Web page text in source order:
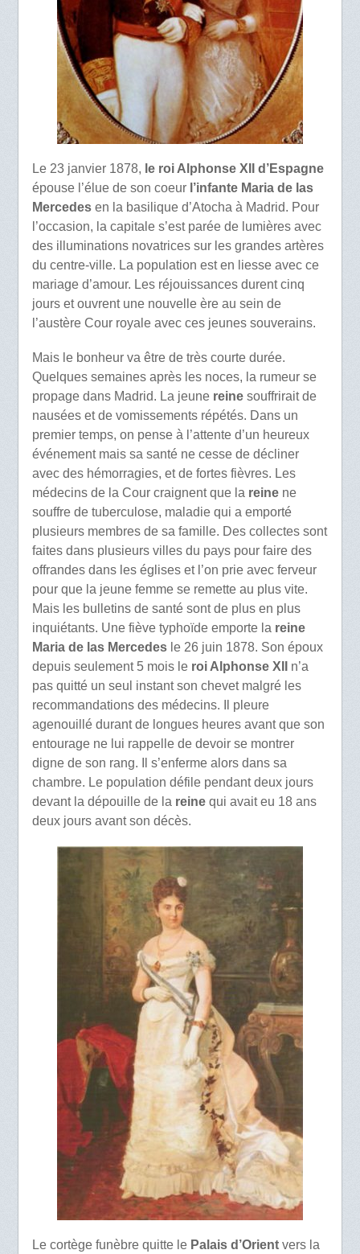
Le 23 janvier 1878, le roi Alphonse XII d’Espagne
épouse l’élue de son coeurl’infante Maria de las
Mercedesen la basilique d’Atocha à Madrid. Pour
l’occasion, la capitale s’est parée de lumières avec
des illuminations novatrices sur les grandes artères
du centre-ville. La population est en liesse avec ce
mariage d’amour. Les réjouissances durent cinq
jours et ouvrent une nouvelle ère au sein de
l’austère Cour royale avec ces jeunes souverains.
Mais le bonheur va être de très courte durée.
Quelques semaines après les noces, la rumeur se
propage dans Madrid. La jeunereinesouffrirait de
nausées et de vomissements répétés. Dans un
premier temps, on pense à l’attente d’un heureux
événement mais sa santé ne cesse de décliner
avec des hémorragies, et de fortes fièvres. Les
médecins de la Cour craignent que la reinene
souffre de tuberculose, maladie qui a emporté
plusieurs membres de sa famille. Des collectes sont
faites dans plusieurs villes du pays pour faire des
offrandes dans les églises et l’on prie avec ferveur
pour que la jeune femme se remette au plus vite.
Mais les bulletins de santé sont de plus en plus
inquiétants. Une fiève typhoïde emporte la reine
Maria de las Mercedesle 26 juin 1878. Son époux
depuis seulement 5 mois le roi Alphonse XII
n’a
pas quitté un seul instant son chevet malgré les
recommandations des médecins. Il pleure
agenouillé durant de longues heures avant que son
entourage ne lui rappelle de devoir se montrer
digne de son rang. Il s’enferme alors dans sa
chambre. Le population défile pendant deux jours
devant la dépouille de la reinequi avait eu 18 ans
deux jours avant son décès.
Le cortège funèbre quitte lePalais d’Orientvers la